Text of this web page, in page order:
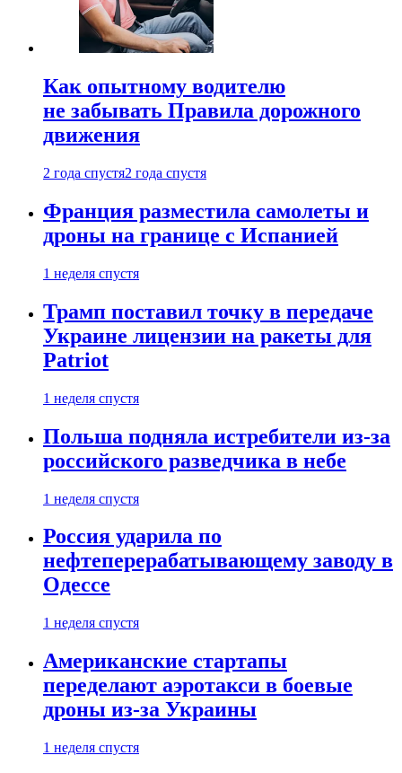
Как опытному водителю
не забывать Правила дорожного
движения
2 года спустя2 года спустя
Франция разместила самолеты и
дроны на границе с Испанией
1 неделя спустя
Трамп поставил точку в передаче
Украине лицензии на ракеты для
Patriot
1 неделя спустя
Польша подняла истребители из-за
российского разведчика в небе
1 неделя спустя
Россия ударила по
нефтеперерабатывающему заводу в
Одессе
1 неделя спустя
Американские стартапы
переделают аэротакси в боевые
дроны из-за Украины
1 неделя спустя